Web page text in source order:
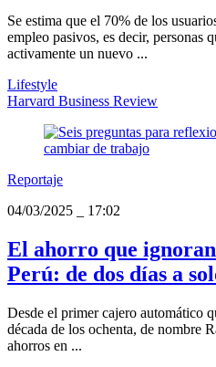
Se estima que el 70% de los
empleo pasivos, es decir, personas
activamente un nuevo ...
Lifestyle
Harvard Business Review
Reportaje
04/03/2025
17:02
El ahorro que
Perú: de dos días a
Desde el primer cajero automático
década de los ochenta, de nombre
ahorros en ...